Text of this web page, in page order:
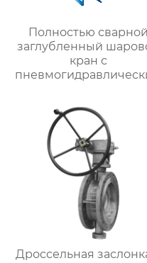
Полностью сварной
заглубленный
кран с
Дроссельная